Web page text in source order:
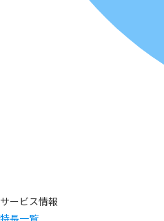
サービス情報